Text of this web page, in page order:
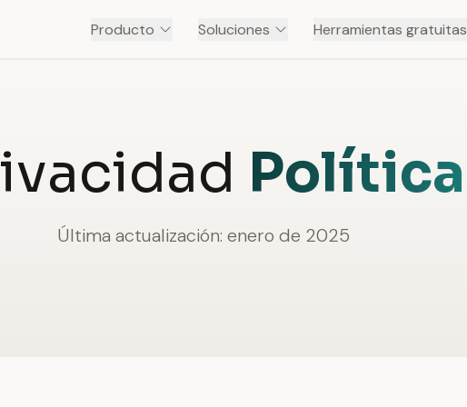
Producto Soluciones Herramientas gratuitas
Política
Última actualización: enero de 2025